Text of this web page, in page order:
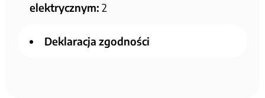
elektrycznym: 2
Deklaracja zgodności